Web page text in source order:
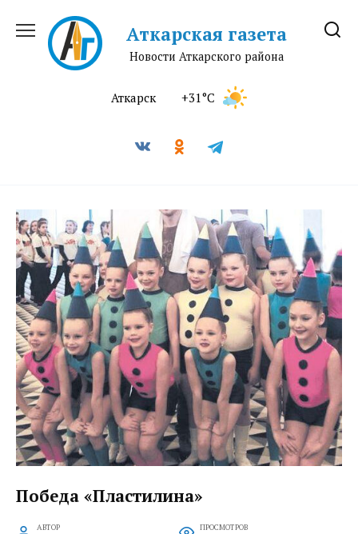
содержанию
Аткарская газета
Новости Аткарского района
Аткарск +31°C
Победа «Пластилина»
АВТОР ПРОСМОТРОВ